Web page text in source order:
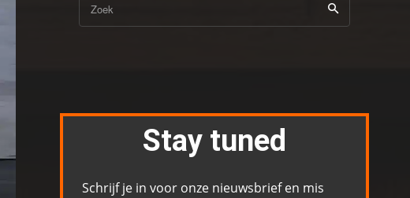
Zoek
Stay tuned
Schrijf je in voor onze nieuwsbrief en mis